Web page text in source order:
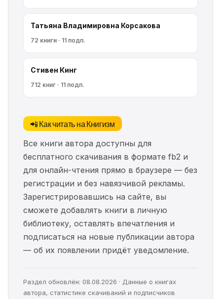
Татьяна Владимировна Корсакова
72 книги · 11 подп.
Стивен Кинг
712 книг · 11 подп.
📲 Как читать на Книгизм
Все книги автора доступны для
бесплатного скачивания в формате fb2 и
для онлайн-чтения прямо в браузере — без
регистрации и без навязчивой рекламы.
Зарегистрировавшись на сайте, вы
сможете добавлять книги в личную
библиотеку, оставлять впечатления и
подписаться на новые публикации автора
— об их появлении придёт уведомление.
Раздел обновлён: 08.08.2026 · Данные о книгах
автора, статистике скачиваний и подписчиков